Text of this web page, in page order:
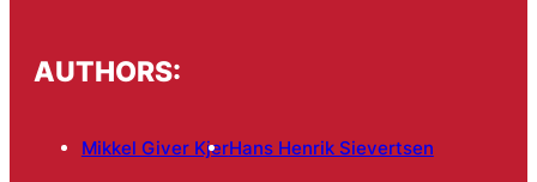
AUTHORS:
Mikkel Giver KjerHans Henrik Sievertsen